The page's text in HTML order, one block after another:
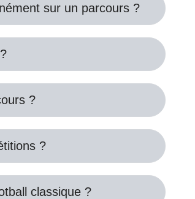
sur un parcours ?
?
?
classique ?